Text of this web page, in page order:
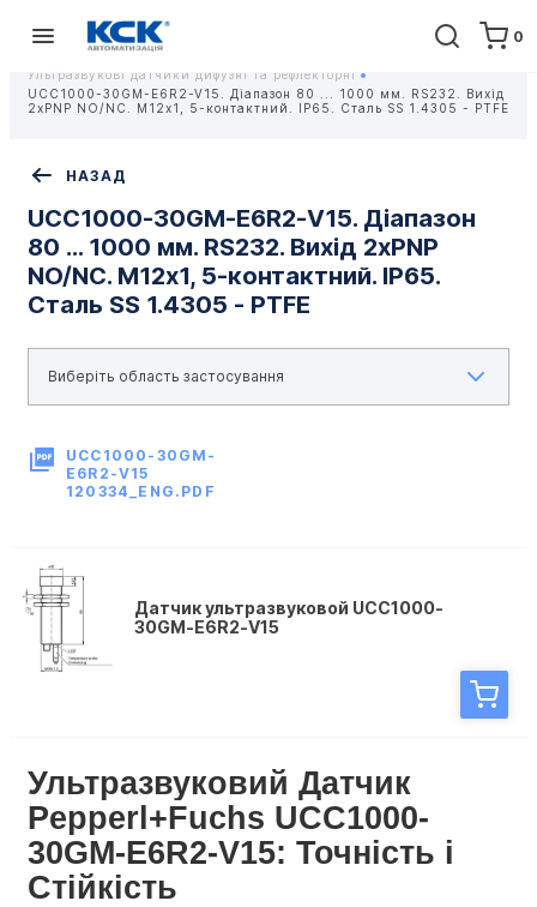
0
Головна Обладнання
Контрольно-вимірювальні прилади
Ультразвукові Датчики
Ультразвукові датчики дифузні та рефлекторні
UCC1000-30GM-E6R2-V15. Діапазон 80 ... 1000 мм. RS232. Вихід
2хPNP NO/NC. M12x1, 5-контактний. IP65. Сталь SS 1.4305 - PTFE
НАЗАД
UCC1000-30GM-E6R2-V15. Діапазон
80 ... 1000 мм. RS232. Вихід 2хPNP
NO/NC. M12x1, 5-контактний. IP65.
Сталь SS 1.4305 - PTFE
UCC1000-30GM-
E6R2-V15
120334_ENG.PDF
Датчик ультразвуковой UCC1000-
30GM-E6R2-V15
Ультразвуковий Датчик
Pepperl+Fuchs UCC1000-
30GM-E6R2-V15: Точність і
Стійкість